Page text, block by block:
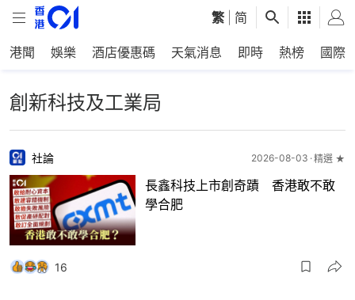
繁 简
港聞 娛樂 酒店優惠碼 天氣消息 即時 熱榜 國際
創新科技及工業局
社論 2026-08-03 精選 ★
長鑫科技上市創奇蹟 香港敢不敢
學合肥
16